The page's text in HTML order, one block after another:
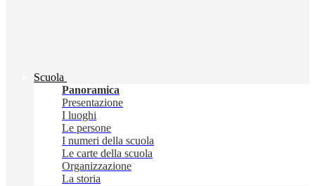
Scuola
Panoramica
Presentazione
I luoghi
Le persone
I numeri della scuola
Le carte della scuola
Organizzazione
La storia